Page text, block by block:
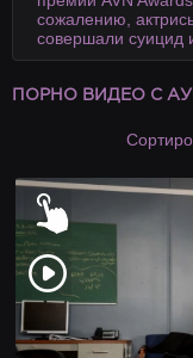
сожалению,
совершали суицид
ПОРНО ВИДЕО С